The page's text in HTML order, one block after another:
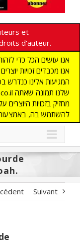
et
d'auteur.
אנו עושים הכל כדי
אנו מכבדים זכויות
מחזיק בזכויות
להשתמש בה, באמצעות
Suivant